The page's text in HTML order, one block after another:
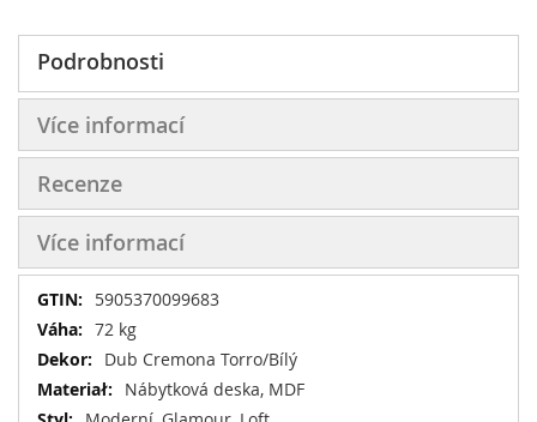
Podrobnosti
Více informací
Recenze
Více informací
Více
informací
5905370099683
72 kg
Dub Cremona Torro/Bílý
Nábytková deska, MDF